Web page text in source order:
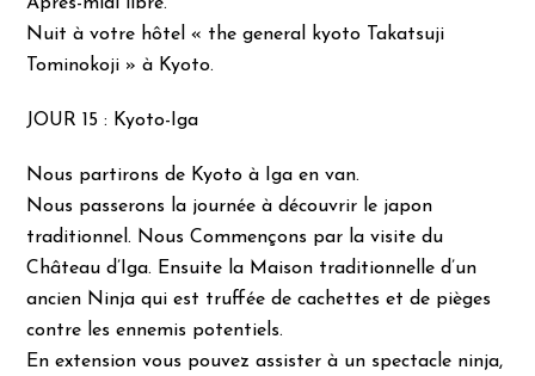
Après-midi libre.
Nuit à votre hôtel « the general kyoto Takatsuji
Tominokoji » à Kyoto.
JOUR 15 : Kyoto-Iga
Nous partirons de Kyoto à Iga en van.
Nous passerons la journée à découvrir le japon
traditionnel. Nous Commençons par la visite du
Château d’Iga. Ensuite la Maison traditionnelle d’un
ancien Ninja qui est truffée de cachettes et de pièges
contre les ennemis potentiels.
En extension vous pouvez assister à un spectacle ninja,